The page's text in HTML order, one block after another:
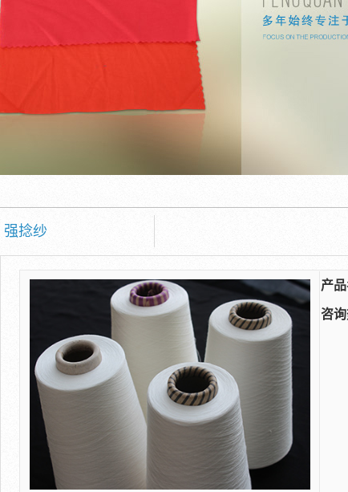
强捻纱
产品
咨询